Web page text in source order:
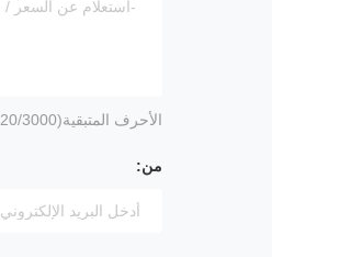
الأحرف المتبقية( 20/3000)
من: